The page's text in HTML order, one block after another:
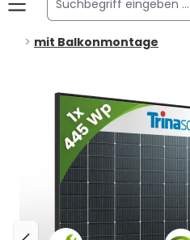
mit Balkonmontage